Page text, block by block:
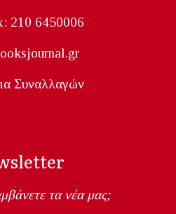
210 6450006
Συναλλαγών
τα νέα μας;